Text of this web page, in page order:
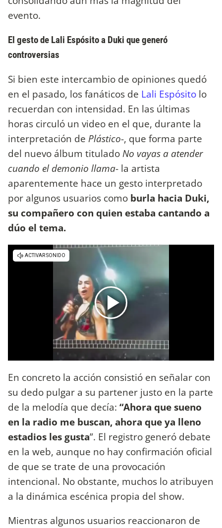
evento.
El gesto de Lali Espósito a Duki que generó
controversias
Si bien este intercambio de opiniones quedó
en el pasado, los fanáticos de Lali Espósito lo
recuerdan con intensidad. En las últimas
horas circuló un video en el que, durante la
interpretación de Plástico-, que forma parte
del nuevo álbum tituladoNo vayas a atender
cuando el demonio llama- la artista
aparentemente hace un gesto interpretado
por algunos usuarios como burla hacia Duki,
su compañero con quien estaba cantando a
dúo el tema.
En concreto la acción consistió en señalar con
su dedo pulgar a su partener justo en la parte
de la melodía que decía: “Ahora que sueno
en la radio me buscan, ahora que ya lleno
estadios les gusta”. El registro generó debate
en la web, aunque no hay confirmación oficial
de que se trate de una provocación
intencional. No obstante, muchos lo atribuyen
a la dinámica escénica propia del show.
Mientras algunos usuarios reaccionaron de